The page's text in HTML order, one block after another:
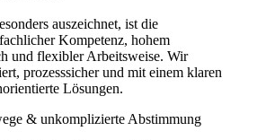
auszeichnet, ist die
Kompetenz, hohem
und flexibler Arbeitsweise. Wir
prozesssicher und mit einem klaren
Lösungen.
& unkomplizierte Abstimmung